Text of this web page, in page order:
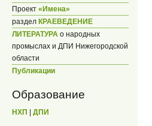
Проект «Имена»
раздел КРАЕВЕДЕНИЕ
ЛИТЕРАТУРА о народных
промыслах и ДПИ Нижегородской
области
Публикации
Образование
НХП ДПИ